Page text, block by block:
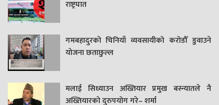
राष्ट्रघात
गमबहादुरकाे चिनियाँ व्यवसायीको करोडौँ डुवाउने
याेजना छताछुल्ल
मलाई सिध्याउन अख्तियार प्रमुख बस्न्यातले नै
अख्तियारको दुरुपयोग गरे– शर्मा